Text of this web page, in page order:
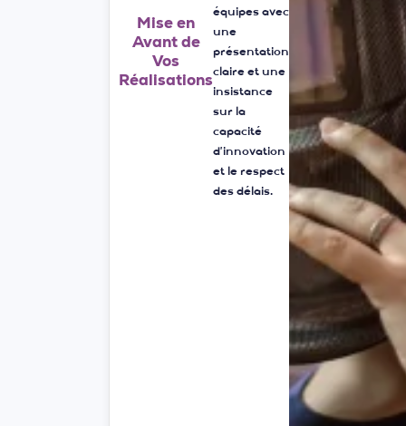
Mise en
Avant de
et le savoir-
faire des
équipes avec
une
présentation
claire et une
insistance
sur la
capacité
d’innovation